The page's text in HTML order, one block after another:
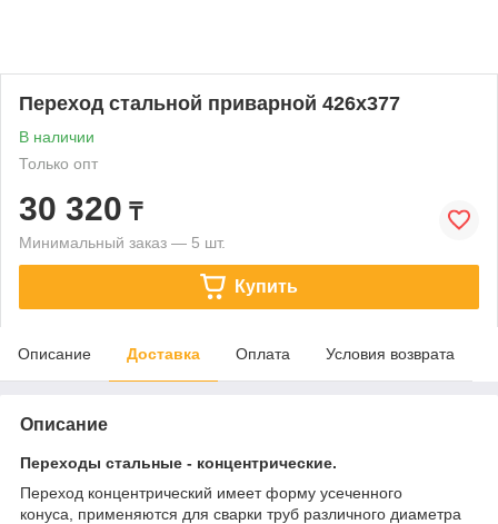
Переход стальной приварной 426х377
В наличии
Только опт
30 320 ₸
Минимальный заказ — 5 шт.
Купить
Описание Доставка Оплата Условия возврата
Описание
Переходы стальные - концентрические.
Переход концентрический имеет форму усеченного
конуса, применяются для сварки труб различного диаметра